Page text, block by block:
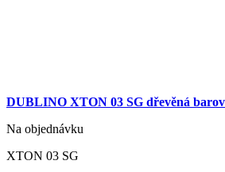
DUBLINO XTON 03 SG dřevěná
Na objednávku
XTON 03 SG